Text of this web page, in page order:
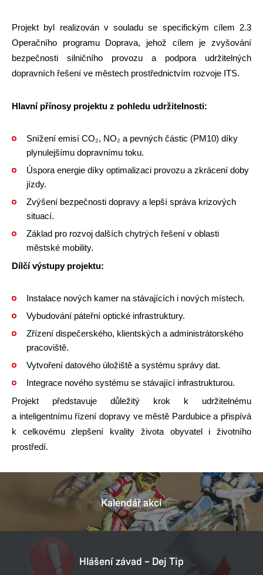
Projekt byl realizován v souladu se specifickým cílem 2.3
Operačního programu Doprava, jehož cílem je zvyšování
bezpečnosti silničního provozu a podpora udržitelných
dopravních řešení ve městech prostřednictvím rozvoje ITS.
Hlavní přínosy projektu z pohledu udržitelnosti:
Snížení emisí CO₂, NO₂ a pevných částic (PM10) díky
plynulejšímu dopravnímu toku.
Úspora energie díky optimalizaci provozu a zkrácení doby
jízdy.
Zvýšení bezpečnosti dopravy a lepší správa krizových
situací.
Základ pro rozvoj dalších chytrých řešení v oblasti
městské mobility.
Dílčí výstupy projektu:
Instalace nových kamer na stávajících i nových místech.
Vybudování páteřní optické infrastruktury.
Zřízení dispečerského, klientských a administrátorského
pracoviště.
Vytvoření datového úložiště a systému správy dat.
Integrace nového systému se stávající infrastrukturou.
Projekt představuje důležitý krok k udržitelnému
a inteligentnímu řízení dopravy ve městě Pardubice a přispívá
k celkovému zlepšení kvality života obyvatel i životního
prostředí.
Kalendář akcí
Hlášení závad – Dej Tip